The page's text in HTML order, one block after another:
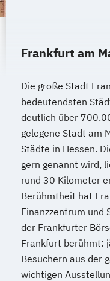
Frankfurt am
Die große Stadt
bedeutendsten
deutlich über
gelegene Stadt am
Städte in Hessen.
gern genannt wird,
rund 30 Kilometer
Berühmtheit hat
Finanzzentrum und
der Frankfurter
Frankfurt berühmt:
Besuchern aus der
wichtigen